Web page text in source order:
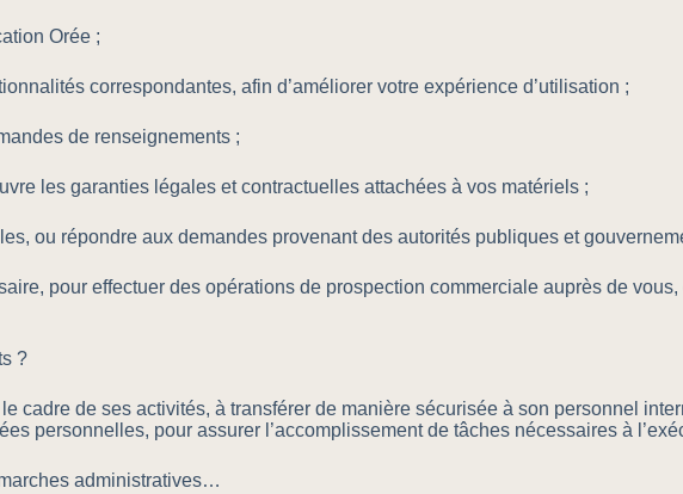
Orée ;
correspondantes, afin d’améliorer votre expérience d’utilisation ;
de renseignements ;
les garanties légales et contractuelles attachées à vos matériels ;
ou répondre aux demandes provenant des autorités publiques et
pour effectuer des opérations de prospection commerciale auprès de
?
cadre de ses activités, à transférer de manière sécurisée à son personnel
personnelles, pour assurer l’accomplissement de tâches nécessaires à
administratives…